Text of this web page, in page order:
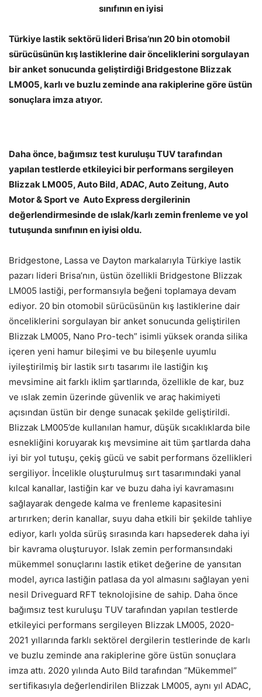
sınıfının en iyisi
Türkiye lastik sektörü lideri Brisa’nın 20 bin otomobil
sürücüsünün kış lastiklerine dair önceliklerini sorgulayan
bir anket sonucunda geliştirdiği Bridgestone Blizzak
LM005, karlı ve buzlu zeminde ana rakiplerine göre üstün
sonuçlara imza atıyor.
Daha önce, bağımsız test kuruluşu TUV tarafından
yapılan testlerde etkileyici bir performans sergileyen
Blizzak LM005, Auto Bild, ADAC, Auto Zeitung, Auto
Motor & Sport ve Auto Express dergilerinin
değerlendirmesinde de ıslak/karlı zemin frenleme ve yol
tutuşunda sınıfının en iyisi oldu.
Bridgestone, Lassa ve Dayton markalarıyla Türkiye lastik
pazarı lideri Brisa’nın, üstün özellikli Bridgestone Blizzak
LM005 lastiği, performansıyla beğeni toplamaya devam
ediyor. 20 bin otomobil sürücüsünün kış lastiklerine dair
önceliklerini sorgulayan bir anket sonucunda geliştirilen
Blizzak LM005, Nano Pro-tech” isimli yüksek oranda silika
içeren yeni hamur bileşimi ve bu bileşenle uyumlu
iyileştirilmiş bir lastik sırtı tasarımı ile lastiğin kış
mevsimine ait farklı iklim şartlarında, özellikle de kar, buz
ve ıslak zemin üzerinde güvenlik ve araç hakimiyeti
açısından üstün bir denge sunacak şekilde geliştirildi.
Blizzak LM005’de kullanılan hamur, düşük sıcaklıklarda bile
esnekliğini koruyarak kış mevsimine ait tüm şartlarda daha
iyi bir yol tutuşu, çekiş gücü ve sabit performans özellikleri
sergiliyor. İncelikle oluşturulmuş sırt tasarımındaki yanal
kılcal kanallar, lastiğin kar ve buzu daha iyi kavramasını
sağlayarak dengede kalma ve frenleme kapasitesini
artırırken; derin kanallar, suyu daha etkili bir şekilde tahliye
ediyor, karlı yolda sürüş sırasında karı hapsederek daha iyi
bir kavrama oluşturuyor. Islak zemin performansındaki
mükemmel sonuçlarını lastik etiket değerine de yansıtan
model, ayrıca lastiğin patlasa da yol almasını sağlayan yeni
nesil Driveguard RFT teknolojisine de sahip. Daha önce
bağımsız test kuruluşu TUV tarafından yapılan testlerde
etkileyici performans sergileyen Blizzak LM005, 2020-
2021 yıllarında farklı sektörel dergilerin testlerinde de karlı
ve buzlu zeminde ana rakiplerine göre üstün sonuçlara
imza attı. 2020 yılında Auto Bild tarafından “Mükemmel”
sertifikasıyla değerlendirilen Blizzak LM005, aynı yıl ADAC,